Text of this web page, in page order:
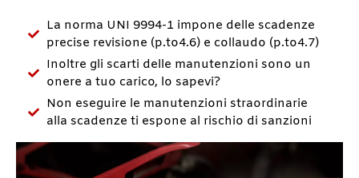
La norma UNI 9994-1 impone delle scadenze
precise revisione (p.to4.6) e collaudo (p.to4.7)
Inoltre gli scarti delle manutenzioni sono un
onere a tuo carico, lo sapevi?
Non eseguire le manutenzioni straordinarie
alla scadenze ti espone al rischio di sanzioni